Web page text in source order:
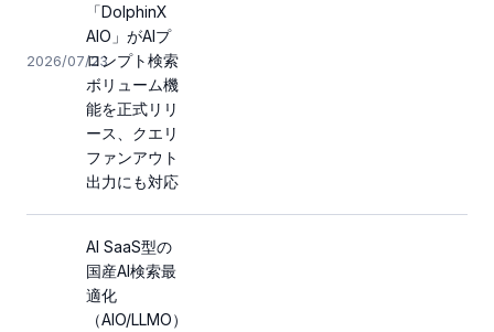
2026/07/23
「DolphinX
AIO」がAIプ
ロンプト検索
ボリューム機
能を正式リリ
ース、クエリ
ファンアウト
出力にも対応
AI SaaS型の
国産AI検索最
適化
（AIO/LLMO）